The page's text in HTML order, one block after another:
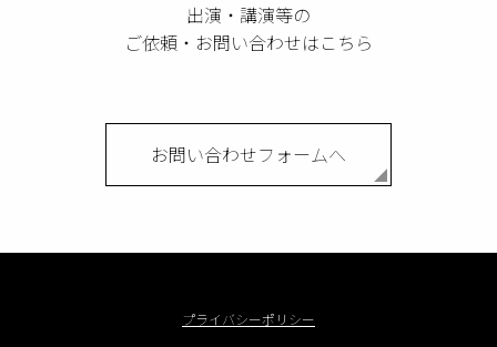
出演・講演等の
ご依頼・お問い合わせはこちら
お問い合わせフォームへ
プライバシーポリシー